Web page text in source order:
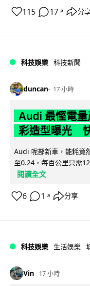
115 17 ↗ 分
科技娛樂 科技新聞
duncan 17 小時
Audi 最慳電
彩造型曝光
Audi 呢部新車，能耗竟
至0.24，每百公里只需
閱讀全文
6 1 ↗ 分享
科技娛樂 生活娛樂
Vin 17 小時